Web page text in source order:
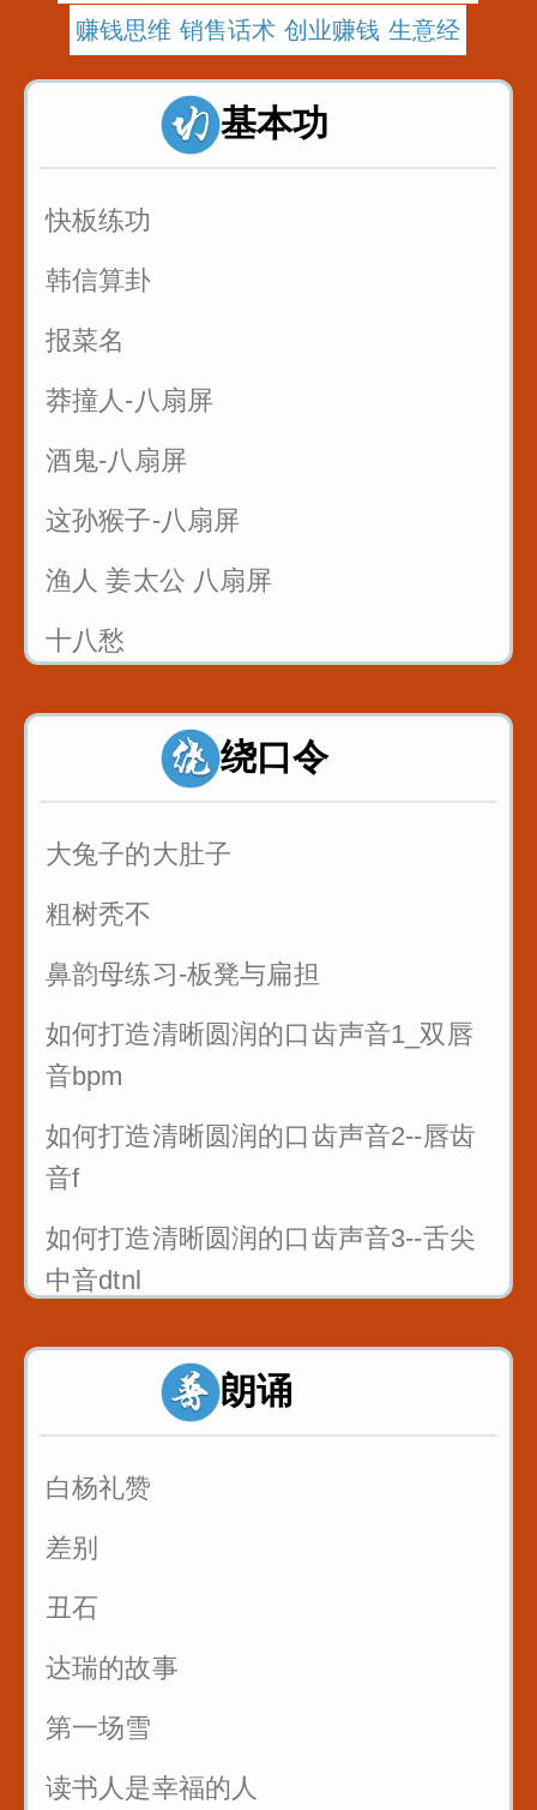
赚钱思维 销售话术 创业赚钱 生意经
基本功
快板练功
韩信算卦
报菜名
莽撞人-八扇屏
酒鬼-八扇屏
这孙猴子-八扇屏
渔人 姜太公 八扇屏
十八愁
诸葛亮 八扇屏 绕口令
大兔子的大肚子
粗树秃不
鼻韵母练习-板凳与扁担
如何打造清晰圆润的口齿声音1_双唇
音bpm
如何打造清晰圆润的口齿声音2--唇齿
音f
如何打造清晰圆润的口齿声音3--舌尖
中音dtnl
1_双唇音bpm_八百标兵奔北坡
2_唇齿音f_粉红凤凰
朗诵
白杨礼赞
差别
丑石
达瑞的故事
第一场雪
读书人是幸福的人